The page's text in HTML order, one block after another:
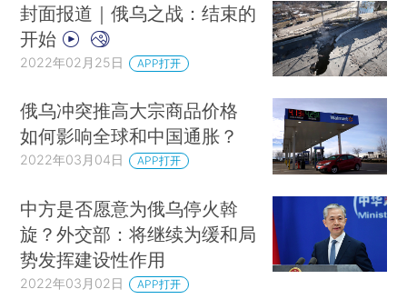
封面报道｜俄乌之战：结束的
开始
2022年02月25日 APP打开
俄乌冲突推高大宗商品价格
如何影响全球和中国通胀？
2022年03月04日 APP打开
中方是否愿意为俄乌停火斡
旋？外交部：将继续为缓和局
势发挥建设性作用
2022年03月02日 APP打开